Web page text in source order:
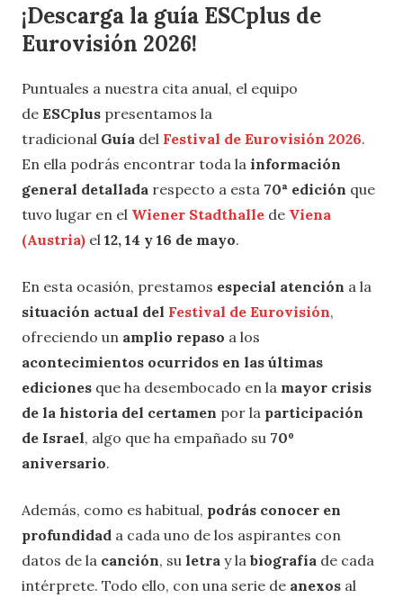
¡Descarga la guía ESCplus de
Eurovisión 2026!
Puntuales a nuestra cita anual, el equipo
de ESCplus presentamos la
tradicional Guía del Festival de Eurovisión 2026.
En ella podrás encontrar toda la información
general detallada respecto a esta 70ª edición que
tuvo lugar en el Wiener Stadthalle de Viena
(Austria) el 12, 14 y 16 de mayo.
En esta ocasión, prestamos especial atención a la
situación actual del Festival de Eurovisión,
ofreciendo un amplio repaso a los
acontecimientos ocurridos en las últimas
ediciones que ha desembocado en la mayor crisis
de la historia del certamen por la participación
de Israel, algo que ha empañado su 70º
aniversario.
Además, como es habitual, podrás conocer en
profundidad a cada uno de los aspirantes con
datos de la canción, su letra y la biografía de cada
intérprete. Todo ello, con una serie de anexos al